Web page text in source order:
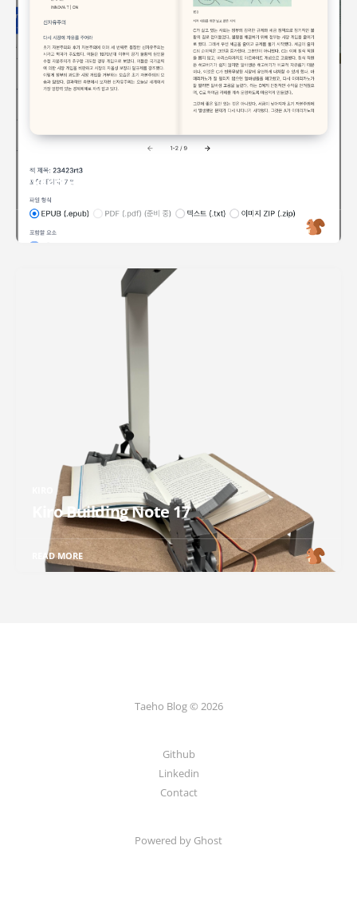
Kiro Building Note 18
Kiro Building Note 17
READ MORE
Taeho Blog © 2026
Github
Linkedin
Contact
Powered by Ghost